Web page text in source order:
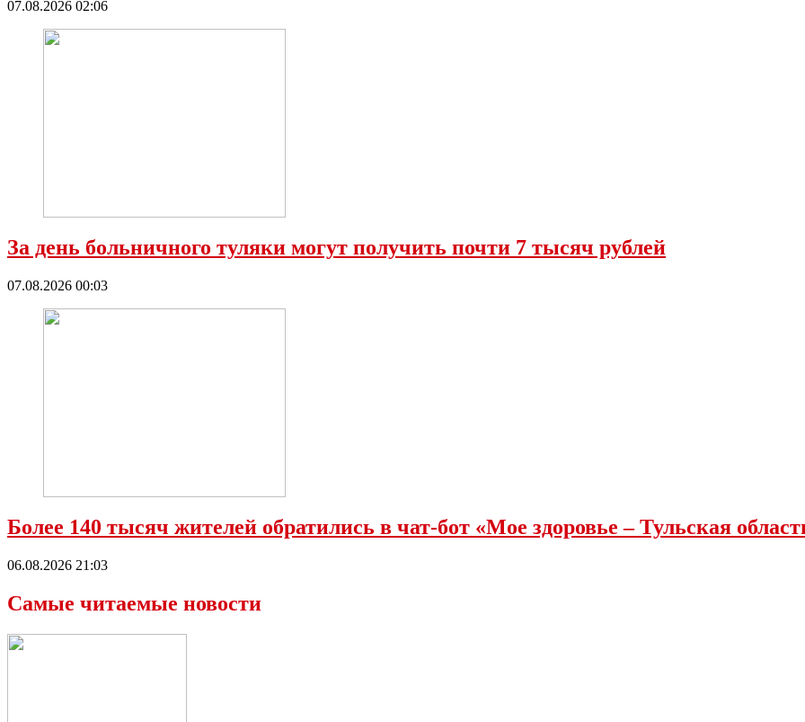
07.08.2026 02:06
За день больничного туляки могут получить почти 7 тысяч рублей
07.08.2026 00:03
Более 140 тысяч жителей обратились в чат-бот «Мое здоровье – Тульская
06.08.2026 21:03
Самые читаемые новости